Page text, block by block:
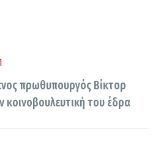
πρωθυπουργός Βίκτορ
κοινοβουλευτική του έδρα